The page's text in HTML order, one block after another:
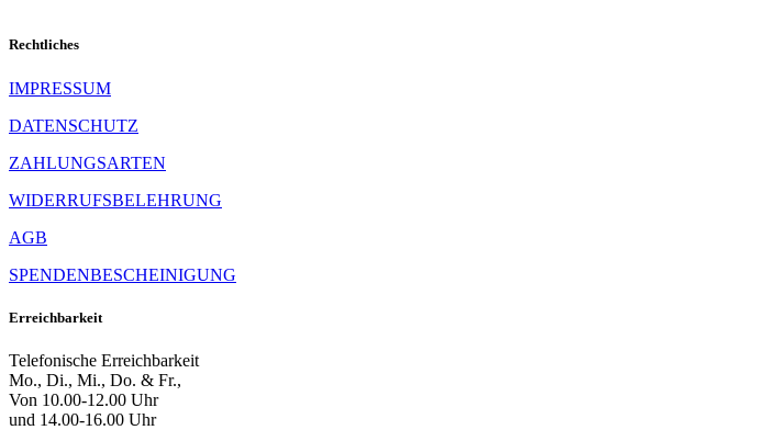
Rechtliches
IMPRESSUM
DATENSCHUTZ
ZAHLUNGSARTEN
WIDERRUFSBELEHRUNG
AGB
SPENDENBESCHEINIGUNG
Erreichbarkeit
Telefonische Erreichbarkeit
Mo., Di., Mi., Do. & Fr.,
Von 10.00-12.00 Uhr
und 14.00-16.00 Uhr